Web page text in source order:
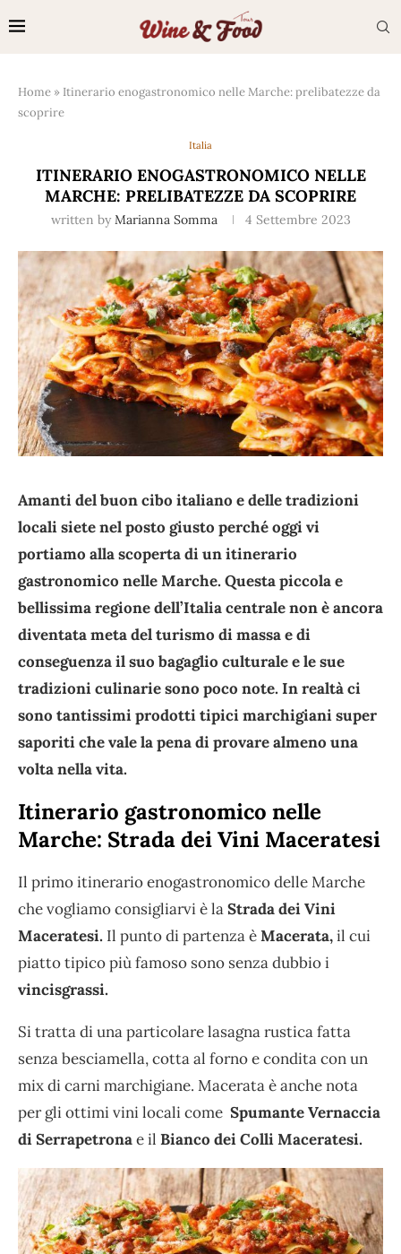
Home » Itinerario enogastronomico nelle Marche: prelibatezze da
scoprire
Italia
ITINERARIO ENOGASTRONOMICO NELLE
MARCHE: PRELIBATEZZE DA SCOPRIRE
written by Marianna Somma 4 Settembre 2023
Amanti del buon cibo italiano e delle tradizioni
locali siete nel posto giusto perché oggi vi
portiamo alla scoperta di un itinerario
gastronomico nelle Marche. Questa piccola e
bellissima regione dell’Italia centrale non è ancora
diventata meta del turismo di massa e di
conseguenza il suo bagaglio culturale e le sue
tradizioni culinarie sono poco note. In realtà ci
sono tantissimi prodotti tipici marchigiani super
saporiti che vale la pena di provare almeno una
volta nella vita.
Itinerario gastronomico nelle
Marche: Strada dei Vini Maceratesi
Il primo itinerario enogastronomico delle Marche
che vogliamo consigliarvi è laStrada dei Vini
Maceratesi. Il punto di partenza èMacerata,il cui
piatto tipico più famoso sono senza dubbio i
vincisgrassi.
Si tratta di una particolare lasagna rustica fatta
senza besciamella, cotta al forno e condita con un
mix di carni marchigiane. Macerata è anche nota
per gli ottimi vini locali come Spumante Vernaccia
di Serrapetronae il Bianco dei Colli Maceratesi.